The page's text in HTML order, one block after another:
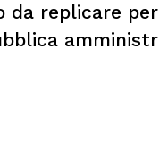
da replicare